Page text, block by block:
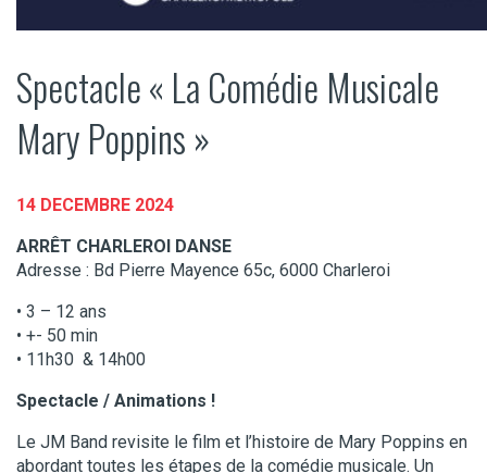
Spectacle « La Comédie Musicale
Mary Poppins »
14 DECEMBRE 2024
ARRÊT CHARLEROI DANSE
Adresse : Bd Pierre Mayence 65c, 6000 Charleroi
• 3 – 12 ans
• +- 50 min
• 11h30 & 14h00
Spectacle / Animations !
Le JM Band revisite le film et l’histoire de Mary Poppins en
abordant toutes les étapes de la comédie musicale. Un